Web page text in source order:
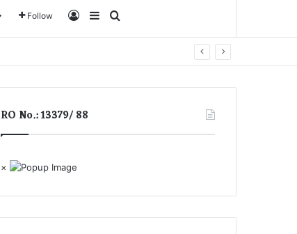
Follow Log InSidebar
RO No.: 13379/ 88
×